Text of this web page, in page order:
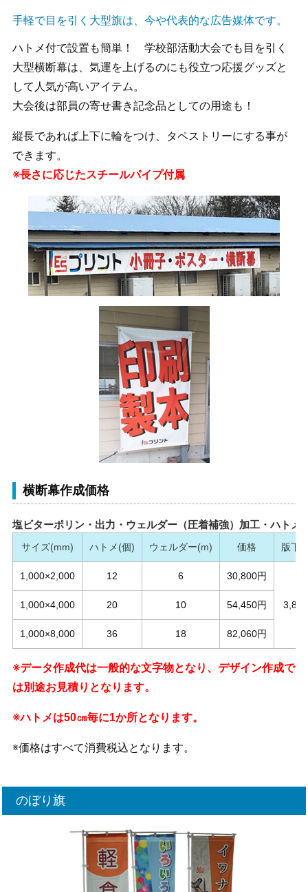
手軽で目を引く大型旗は、今や代表的な広告媒体です。
ハトメ付で設置も簡単！ 学校部活動大会でも目を引く
大型横断幕は、気運を上げるのにも役立つ応援グッズと
して人気が高いアイテム。
大会後は部員の寄せ書き記念品としての用途も！
縦長であれば上下に輪をつけ、タペストリーにする事が
できます。
※長さに応じたスチールパイプ付属
横断幕作成価格
塩ビターポリン・出力・ウェルダー（圧着補強）加工・ハトメ
サイズ(mm) ハトメ(個) ウェルダー(m) 価格 版下
1,000×2,000 12 6 30,800円
1,000×4,000 20 10 54,450円
1,000×8,000 36 18 82,060円
※データ作成代は一般的な文字物となり、デザイン作成で
は別途お見積りとなります。
※ハトメは50㎝毎に1か所となります。
※価格はすべて消費税込となります。
のぼり旗